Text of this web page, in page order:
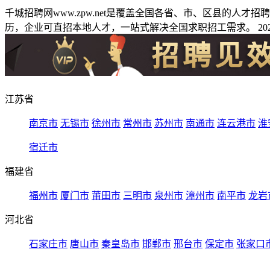
千城招聘网www.zpw.net是覆盖全国各省、市、区县的人才
历，企业可直招本地人才，一站式解决全国求职招工需求。
江苏省
南京市 无锡市 徐州市 常州市 苏州市 南通市 连云港市 淮
宿迁市
福建省
福州市 厦门市 莆田市 三明市 泉州市 漳州市 南平市 龙岩
河北省
石家庄市 唐山市 秦皇岛市 邯郸市 邢台市 保定市 张家口